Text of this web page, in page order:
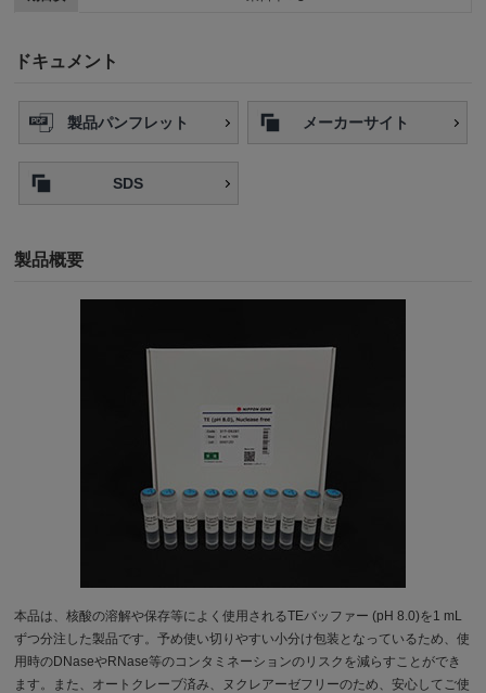
ドキュメント
製品パンフレット メーカーサイト
SDS
製品概要
本品は、核酸の溶解や保存等によく使用されるTEバッファー (pH 8.0)を1 mL
ずつ分注した製品です。予め使い切りやすい小分け包装となっているため、使
用時のDNaseやRNase等のコンタミネーションのリスクを減らすことができ
ます。また、オートクレーブ済み、ヌクレアーゼフリーのため、安心してご使